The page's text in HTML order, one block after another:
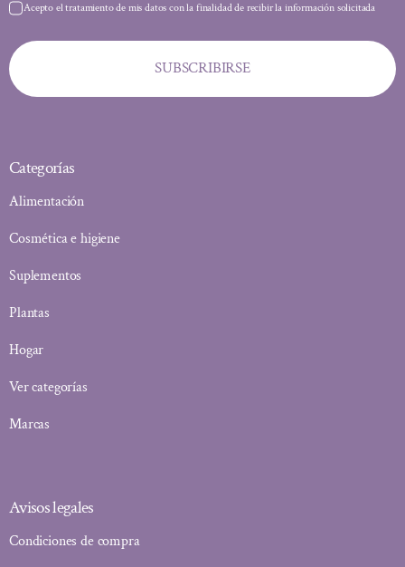
Acepto el tratamiento de mis datos con la finalidad de recibir la información solicitada
SUBSCRIBIRSE
Categorías
Alimentación
Cosmética e higiene
Suplementos
Plantas
Hogar
Ver categorías
Marcas
Avisos legales
Condiciones de compra